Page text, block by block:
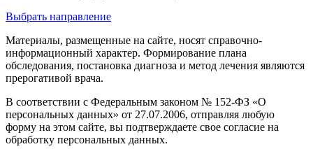
Выбрать направление
Материалы, размещенные на сайте, носят справочно-
информационный характер. Формирование плана
обследования, постановка диагноза и метод лечения являются
прерогативой врача.
В соответствии с Федеральным законом № 152-ФЗ «О
персональных данных» от 27.07.2006, отправляя любую
форму на этом сайте, вы подтверждаете свое согласие на
обработку персональных данных.